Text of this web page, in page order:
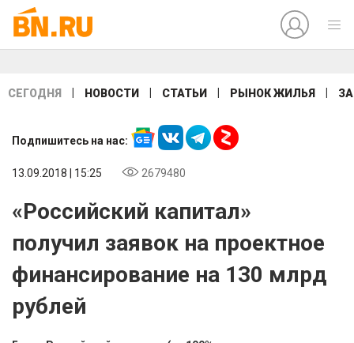
СЕГОДНЯ НОВОСТИ СТАТЬИ РЫНОК ЖИЛЬЯ
Подпишитесь на нас:
13.09.2018 | 15:25 2679480
«Российский капитал»
получил заявок на проектное
финансирование на 130 млрд
рублей